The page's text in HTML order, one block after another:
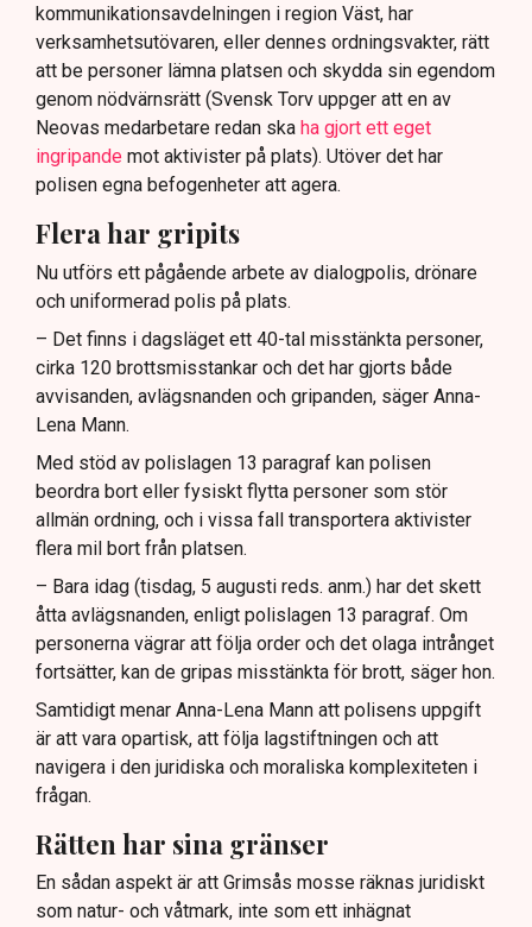
kommunikationsavdelningen i region Väst, har
verksamhetsutövaren, eller dennes ordningsvakter, rätt
att be personer lämna platsen och skydda sin egendom
genom nödvärnsrätt (Svensk Torv uppger att en av
Neovas medarbetare redan ska ha gjort ett eget
ingripande mot aktivister på plats). Utöver det har
polisen egna befogenheter att agera.
Flera har gripits
Nu utförs ett pågående arbete av dialogpolis, drönare
och uniformerad polis på plats.
– Det finns i dagsläget ett 40-tal misstänkta personer,
cirka 120 brottsmisstankar och det har gjorts både
avvisanden, avlägsnanden och gripanden, säger Anna-
Lena Mann.
Med stöd av polislagen 13 paragraf kan polisen
beordra bort eller fysiskt flytta personer som stör
allmän ordning, och i vissa fall transportera aktivister
flera mil bort från platsen.
– Bara idag (tisdag, 5 augusti reds. anm.) har det skett
åtta avlägsnanden, enligt polislagen 13 paragraf. Om
personerna vägrar att följa order och det olaga intrånget
fortsätter, kan de gripas misstänkta för brott, säger hon.
Samtidigt menar Anna-Lena Mann att polisens uppgift
är att vara opartisk, att följa lagstiftningen och att
navigera i den juridiska och moraliska komplexiteten i
frågan.
Rätten har sina gränser
En sådan aspekt är att Grimsås mosse räknas juridiskt
som natur- och våtmark, inte som ett inhägnat